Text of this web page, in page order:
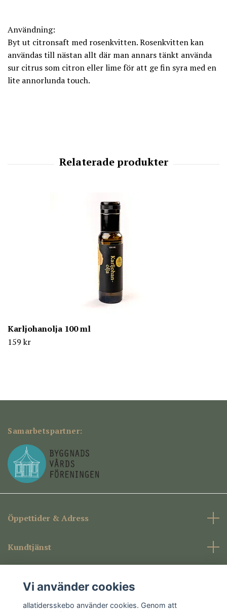
Användning:
Byt ut citronsaft med rosenkvitten. Rosenkvitten kan
användas till nästan allt där man annars tänkt använda
sur citrus som citron eller lime för att ge fin syra med en
lite annorlunda touch.
Karljohanolja 100 ml
159 kr
Samarbetspartner:
Öppettider & Adress
Kundtjänst
Sociala medier
Vi använder cookies
allatidersskebo använder cookies. Genom att